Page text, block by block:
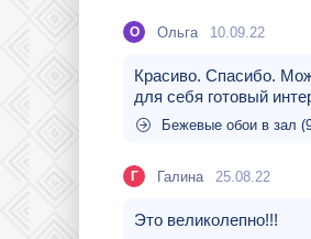
О Ольга 10.09.22
Красиво. Спасибо.
для себя готовый
Бежевые обои в зал
Г Галина 25.08.22
Это великолепно!!!